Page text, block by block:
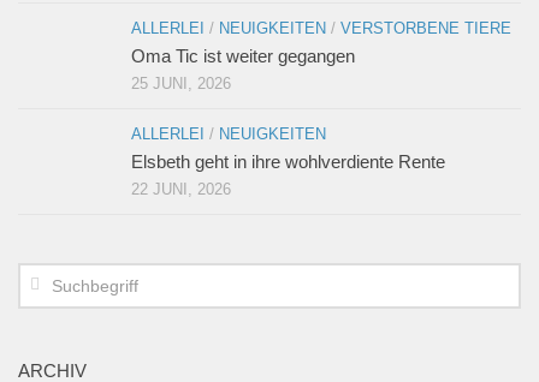
ALLERLEI / NEUIGKEITEN / VERSTORBENE TIERE
Oma Tic ist weiter gegangen
25 JUNI, 2026
ALLERLEI / NEUIGKEITEN
Elsbeth geht in ihre wohlverdiente Rente
22 JUNI, 2026
ARCHIV